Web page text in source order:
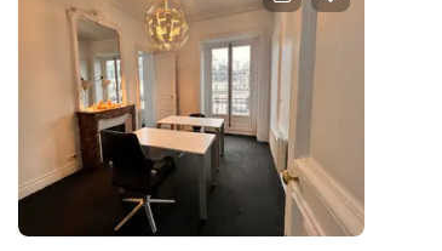
murs en pierre apparente, de hauts plafonds
et un mobilier design. Idéal pour les
réunions, ateliers, journées d'équipe ou
productions créatives, l'espace est divisé en
deux zones distinctes : un grand salon avec
cuisine et une salle de réuni